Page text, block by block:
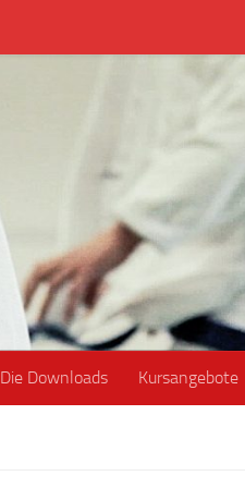
Die Downloads Kursangebote